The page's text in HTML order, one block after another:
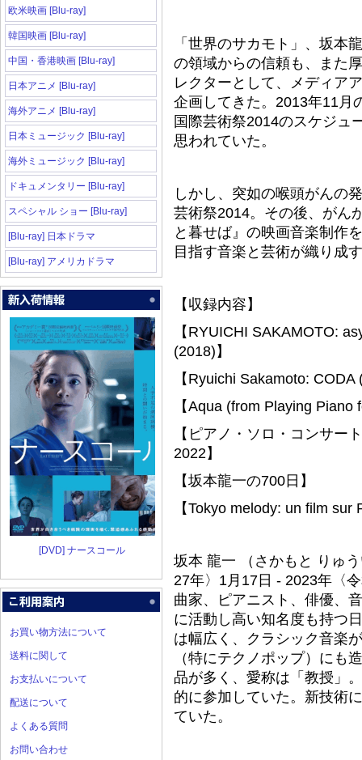
欧米映画 [Blu-ray]
韓国映画 [Blu-ray]
中国・香港映画 [Blu-ray]
日本アニメ [Blu-ray]
海外アニメ [Blu-ray]
日本ミュージック [Blu-ray]
海外ミュージック [Blu-ray]
ドキュメンタリー [Blu-ray]
スペシャル ショー [Blu-ray]
[Blu-ray] 日本ドラマ
[Blu-ray] アメリカドラマ
[DVD] ナースコール
お買い物方法について
送料に関して
お支払いについて
配送について
よくある質問
お問い合わせ
「世界のサカモト」、坂本
の領域からの信頼も、また
レクターとして、メディア
企画してきた。2013年11月
国際芸術祭2014のスケジュ
思われていた。
しかし、突如の喉頭がんの
芸術祭2014。その後、がん
と暮せば』の映画音楽制作
目指す音楽と芸術が織り成
【収録内容】
【RYUICHI SAKAMOTO:
(2018)】
【Ryuichi Sakamoto: CODA
【Aqua (from Playing Piano
【ピアノ・ソロ・コンサ
2022】
【坂本龍一の700日】
【Tokyo melody: un film
坂本 龍一 （さかもと りゅ
27年〉1月17日 - 2023年〈
曲家、ピアニスト、俳優、
に活動し高い知名度も持つ
は幅広く、クラシック音楽
（特にテクノポップ）にも
品が多く、愛称は「教授」
的に参加していた。新技術
ていた。